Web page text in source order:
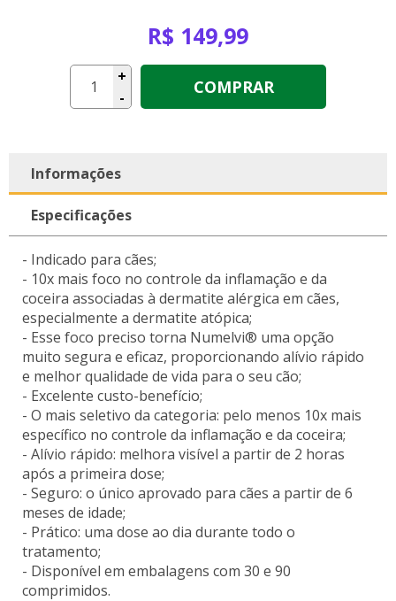
R$ 149,99
+
-
COMPRAR
Informações
Especificações
- Indicado para cães;
- 10x mais foco no controle da inflamação e da
coceira associadas à dermatite alérgica em cães,
especialmente a dermatite atópica;
- Esse foco preciso torna Numelvi® uma opção
muito segura e eficaz, proporcionando alívio rápido
e melhor qualidade de vida para o seu cão;
- Excelente custo-benefício;
- O mais seletivo da categoria: pelo menos 10x mais
específico no controle da inflamação e da coceira;
- Alívio rápido: melhora visível a partir de 2 horas
após a primeira dose;
- Seguro: o único aprovado para cães a partir de 6
meses de idade;
- Prático: uma dose ao dia durante todo o
tratamento;
- Disponível em embalagens com 30 e 90
comprimidos.